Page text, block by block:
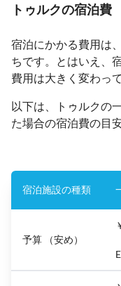
トゥルクの宿泊費
宿泊にかかる費用は
ちです。とはいえ、
費用は大きく変わっ
以下は、トゥルクの
た場合の宿泊費の目安
宿泊施設の種類
予算 （安め）